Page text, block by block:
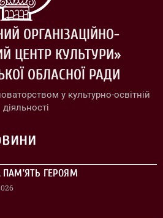
ОРГАНІЗАЦІЙНО-
ЦЕНТР КУЛЬТУРИ»
ОБЛАСНОЇ РАДИ
у культурно-освітній
діяльності
ПАМ’ЯТЬ ГЕРОЯМ